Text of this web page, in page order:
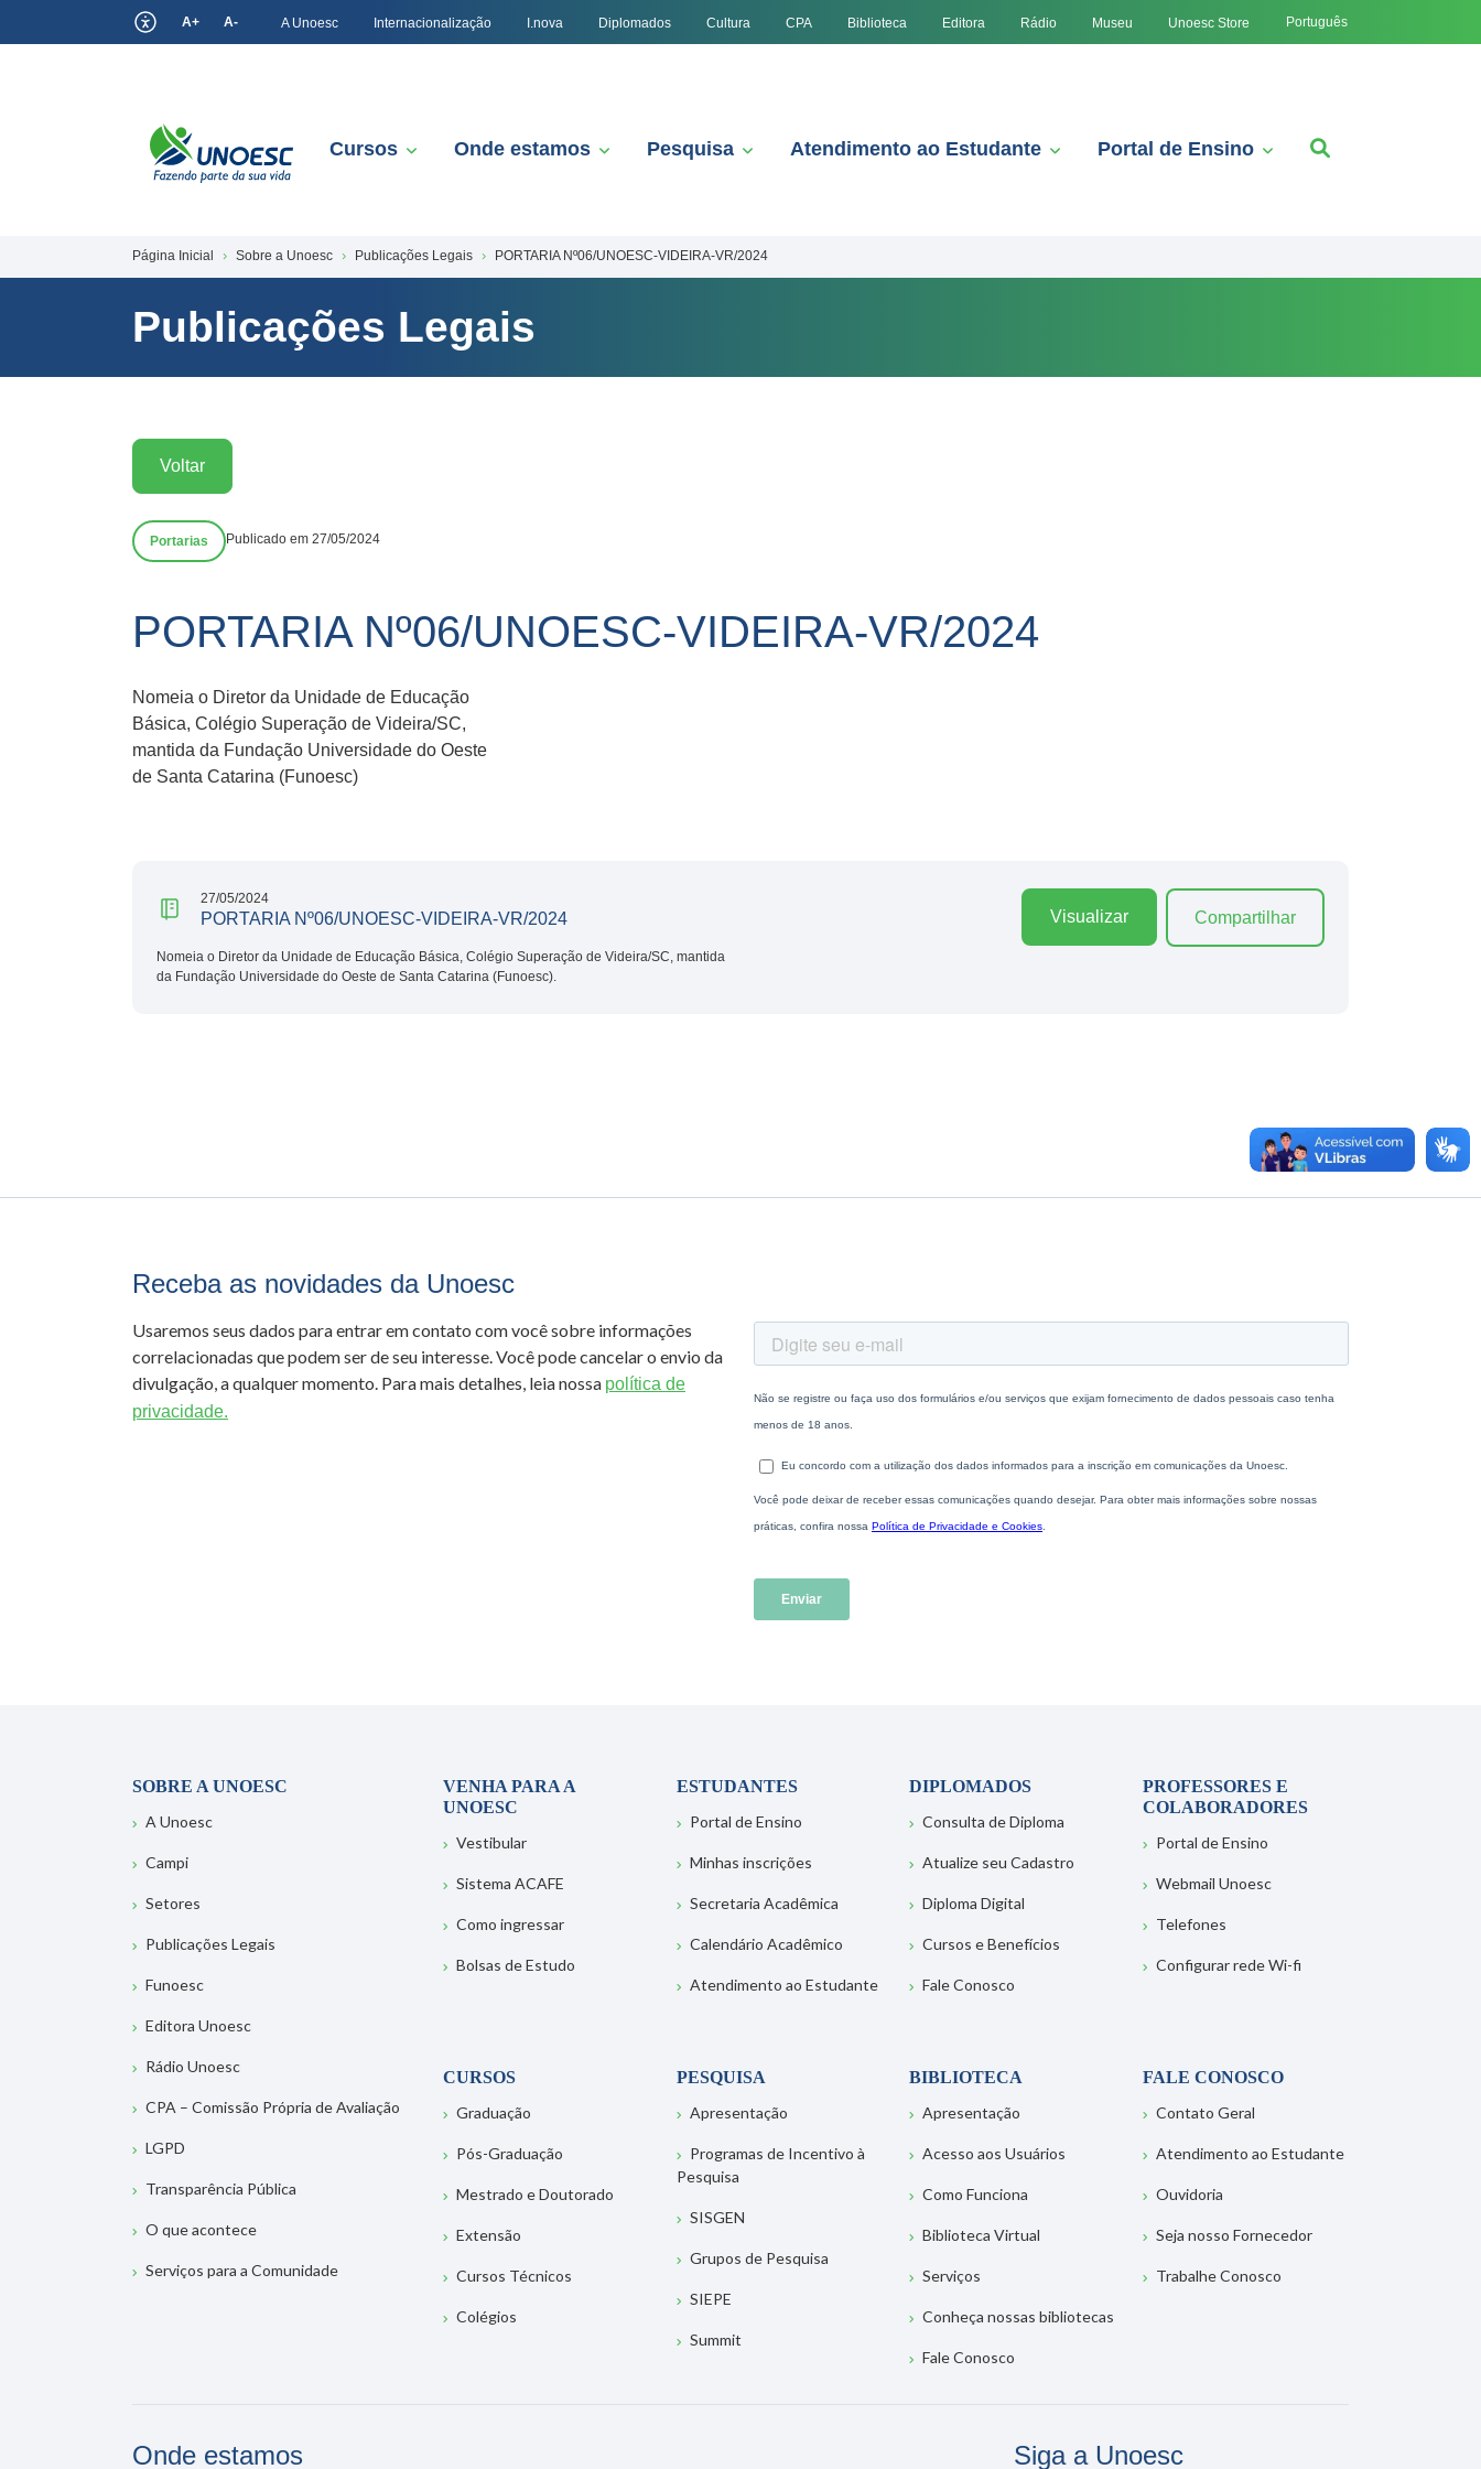
A+ A- A Unoesc Internacionalização I.nova Diplomados Cultura CPA Biblioteca Editora Rádio Museu Unoesc Store Português
Cursos Onde estamos Pesquisa Atendimento ao Estudante Portal de Ensino
Página Inicial Sobre a Unoesc Publicações Legais PORTARIA Nº06/UNOESC-VIDEIRA-VR/2024
Publicações Legais
Voltar
Portarias Publicado em 27/05/2024
PORTARIA Nº06/UNOESC-VIDEIRA-VR/2024
Nomeia o Diretor da Unidade de Educação
Básica, Colégio Superação de Videira/SC,
mantida da Fundação Universidade do Oeste
de Santa Catarina (Funoesc)
27/05/2024
PORTARIA Nº06/UNOESC-VIDEIRA-VR/2024
Nomeia o Diretor da Unidade de Educação Básica, Colégio Superação de Videira/SC, mantida
da Fundação Universidade do Oeste de Santa Catarina (Funoesc).
Visualizar Compartilhar
Receba as novidades da Unoesc
Usaremos seus dados para entrar em contato com você sobre informações
correlacionadas que podem ser de seu interesse. Você pode cancelar o envio da
divulgação, a qualquer momento. Para mais detalhes, leia nossa política de
privacidade.
SOBRE A UNOESC
A Unoesc
Campi
Setores
Publicações Legais
Funoesc
Editora Unoesc
Rádio Unoesc
CPA – Comissão Própria de Avaliação
LGPD
Transparência Pública
O que acontece
Serviços para a Comunidade
VENHA PARA A
UNOESC
Vestibular
Sistema ACAFE
Como ingressar
Bolsas de Estudo
ESTUDANTES
Portal de Ensino
Minhas inscrições
Secretaria Acadêmica
Calendário Acadêmico
Atendimento ao Estudante
DIPLOMADOS
Consulta de Diploma
Atualize seu Cadastro
Diploma Digital
Cursos e Benefícios
Fale Conosco
PROFESSORES E
COLABORADORES
Portal de Ensino
Webmail Unoesc
Telefones
Configurar rede Wi-fi
CURSOS
Graduação
Pós-Graduação
Mestrado e Doutorado
Extensão
Cursos Técnicos
Colégios
PESQUISA
Apresentação
Programas de Incentivo à
Pesquisa
SISGEN
Grupos de Pesquisa
SIEPE
Summit
BIBLIOTECA
Apresentação
Acesso aos Usuários
Como Funciona
Biblioteca Virtual
Serviços
Conheça nossas bibliotecas
Fale Conosco
FALE CONOSCO
Contato Geral
Atendimento ao Estudante
Ouvidoria
Seja nosso Fornecedor
Trabalhe Conosco
Onde estamos Siga a Unoesc